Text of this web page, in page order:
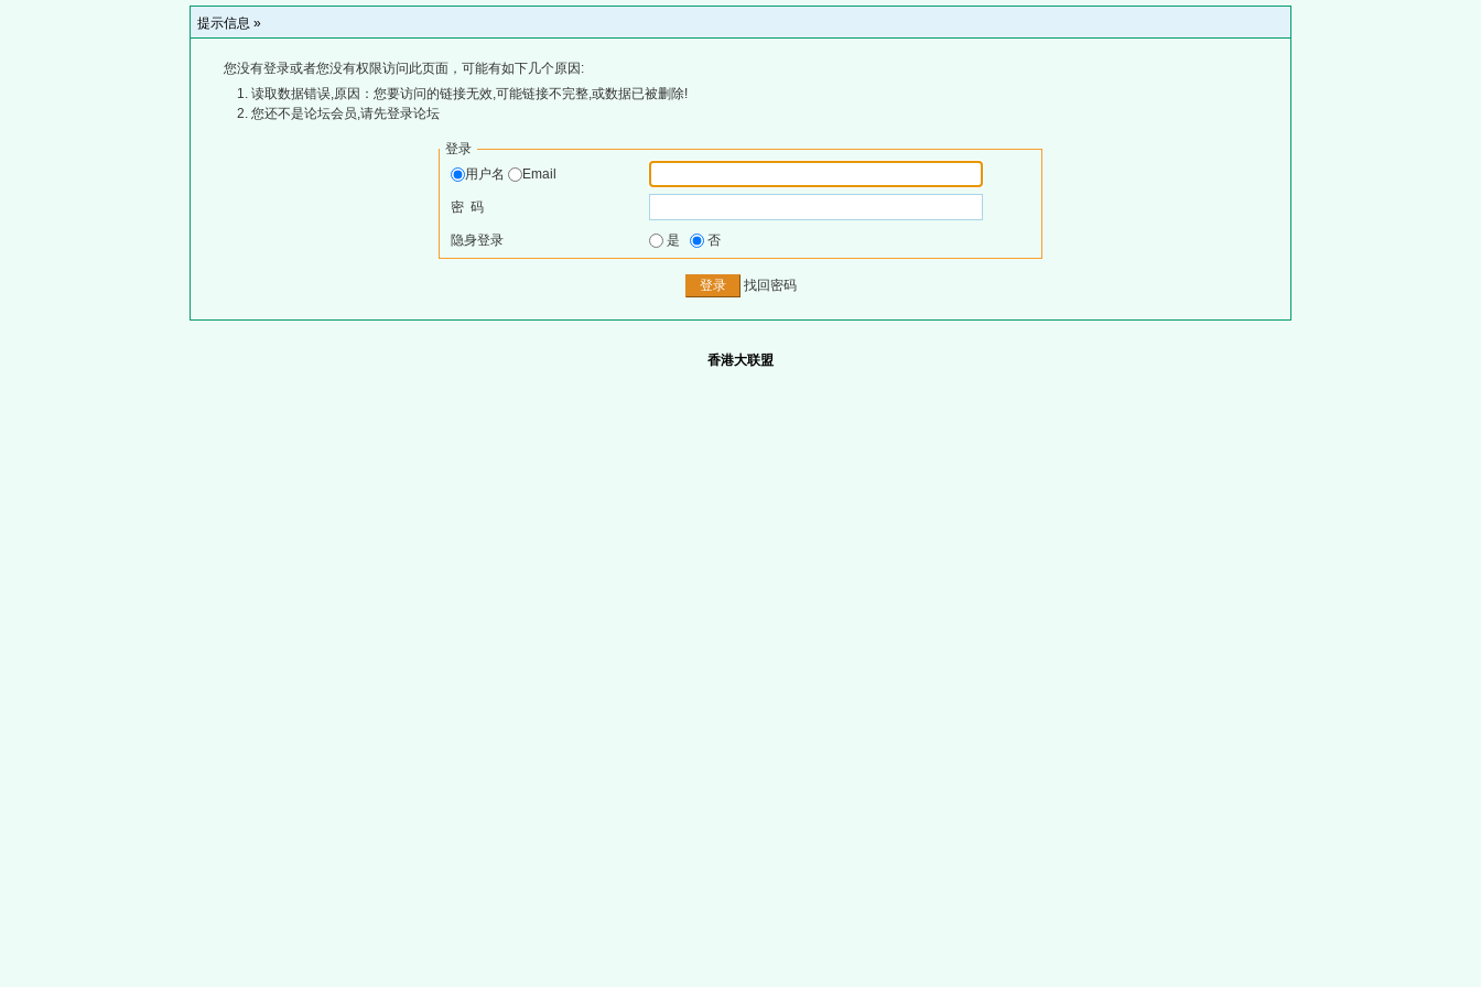
提示信息 »
您没有登录或者您没有权限访问此页面，可能有如下几个原因:
读取数据错误,原因：您要访问的链接无效,可能链接不完整,或数据已被删除!
您还不是论坛会员,请先登录论坛
登录
用户名
Email
密 码
隐身登录 是 否
找回密码
香港大联盟